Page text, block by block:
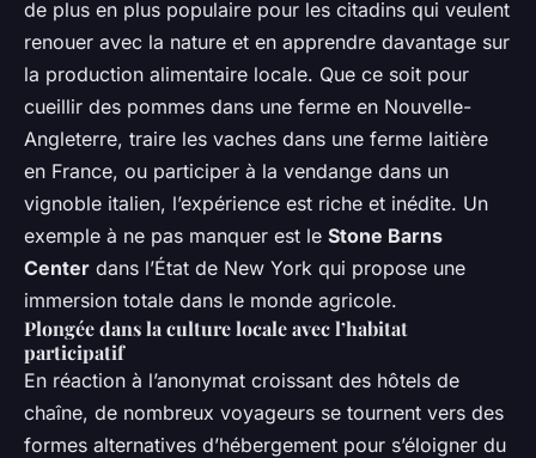
de plus en plus populaire pour les citadins qui veulent
renouer avec la nature et en apprendre davantage sur
la production alimentaire locale. Que ce soit pour
cueillir des pommes dans une ferme en Nouvelle-
Angleterre, traire les vaches dans une ferme laitière
en France, ou participer à la vendange dans un
vignoble italien, l’expérience est riche et inédite. Un
exemple à ne pas manquer est le Stone Barns
Center dans l’État de New York qui propose une
immersion totale dans le monde agricole.
Plongée dans la culture locale avec l’habitat
participatif
En réaction à l’anonymat croissant des hôtels de
chaîne, de nombreux voyageurs se tournent vers des
formes alternatives d’hébergement pour s’éloigner du